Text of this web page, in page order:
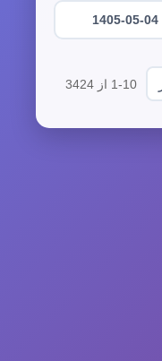
1405-05-04
1-10 از 3424